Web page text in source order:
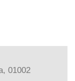
01002